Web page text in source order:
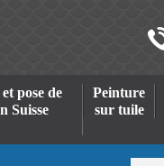
pose de
Suisse
Peinture
sur tuile